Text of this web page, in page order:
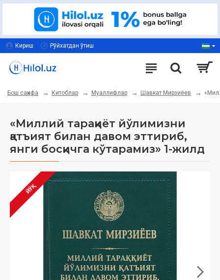
Кириш Рўйхатдан ўтиш
Бош саҳифа Китоблар Муаллифлар Шавкат Мирзиёев
«Миллий тараққиёт йўлимизни
қатъият билан давом эттириб,
янги босқичга кўтарамиз» 1-жилд
ЙЎҚ